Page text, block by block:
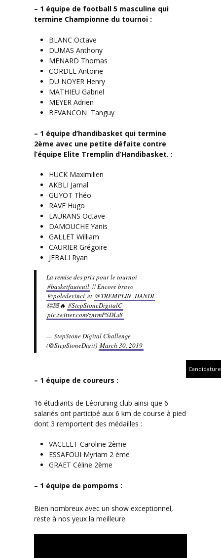
– 1 équipe de football 5 masculine qui
termine Championne du tournoi :
BLANC Octave
DUMAS Anthony
MENARD Thomas
CORDEL Antoine
DU NOYER Henry
MATHIEU Gabriel
MEYER Adrien
BEVANCON Tanguy
– 1 équipe d’handibasket qui termine
2ème avec une petite défaite contre
l’équipe Elite Tremplin d’Handibasket. :
HUCK Maximilien
AKBLI Jamal
GUYOT Théo
RAVE Hugo
LAURANS Octave
DAMOUCHE Yanis
GALLET William
CAURIER Grégoire
JEBALI Ryan
La remise des prix pour le tournoi
#basketfauteuil !! Encore bravo
@poledevinci et @TREMPLIN_HANDI
👏🏻🔥 #StepStoneDigitalC
pic.twitter.com/znrmPSDLs8
— StepStone Digital Challenge
(@StepStoneDigit) March 30, 2019
– 1 équipe de coureurs :
16 étudiants de Léoruning club ainsi que 6
salariés ont participé aux 6 km de course à pied
dont 3 remportent des médailles :
VACELET Caroline 2ème
ESSAFOUI Myriam 2 ème
GRAET Céline 2ème
– 1 équipe de pompoms :
Bien nombreux avec un show exceptionnel,
reste à nos yeux la meilleure.
Candidature